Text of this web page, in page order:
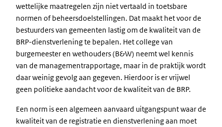
wettelijke maatregelen zijn niet vertaald in toetsbare
normen of beheersdoelstellingen. Dat maakt het voor de
bestuurders van gemeenten lastig om de kwaliteit van de
BRP-dienstverlening te bepalen. Het college van
burgemeester en wethouders (B&W) neemt wel kennis
van de managementrapportage, maar in de praktijk wordt
daar weinig gevolg aan gegeven. Hierdoor is er vrijwel
geen politieke aandacht voor de kwaliteit van de BRP.
Een norm is een algemeen aanvaard uitgangspunt waar de
kwaliteit van de registratie en dienstverlening aan moet